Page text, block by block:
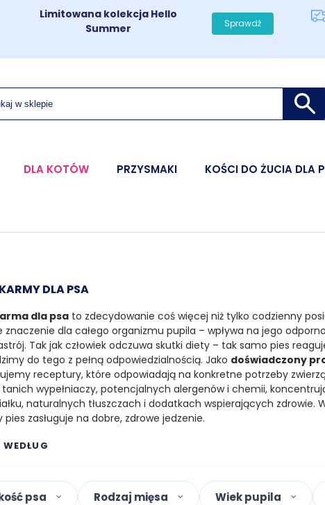
Limitowana kolekcja Hello
Summer
Sprawdź
DLA KOTÓW PRZYSMAKI KOŚCI DO ŻUCIA DLA
DLA PSA
dla psa to zdecydowanie coś więcej niż tylko codzienny
dla całego organizmu pupila – wpływa na jego
Tak jak człowiek odczuwa skutki diety – tak samo pies
do tego z pełną odpowiedzialnością. Jako doświadczony
receptury, które odpowiadają na konkretne potrzeby
wypełniaczy, potencjalnych alergenów i chemii,
naturalnych tłuszczach i dodatkach wspierających zdrowie.
pies zasługuje na dobre, zdrowe jedzenie.
psa Rodzaj mięsa Wiek pupila